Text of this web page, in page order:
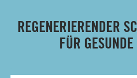
REGENERIERENDER
FÜR